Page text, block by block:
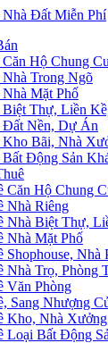
Hộ Chung
Trong Ngõ
Mặt Phố
Thự, Liền
Đất Nền, Dự Án
Kho Bãi, Nhà
Động Sản
Căn Hộ Chung
Nhà Riêng
Nhà Biệt Thự,
Nhà Mặt Phố
Shophouse, Nhà
Nhà Trọ, Phòng
Văn Phòng
Sang Nhượng
Kho, Nhà
Loại Bất Động